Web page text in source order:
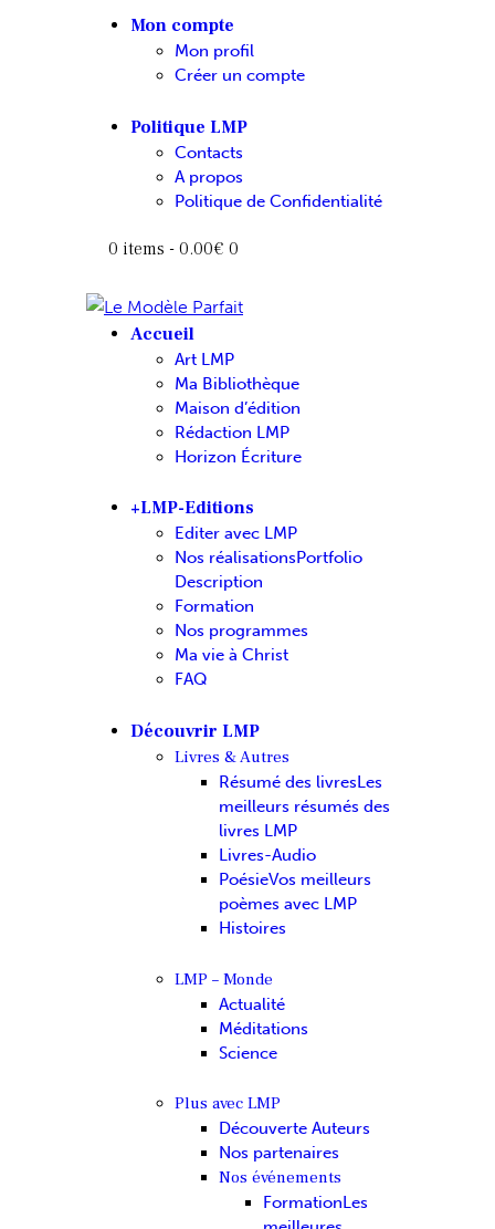
Mon compte
Mon profil
Créer un compte
Politique LMP
Contacts
A propos
Politique de Confidentialité
0 items - 0.00€ 0
Accueil
Art LMP
Ma Bibliothèque
Maison d’édition
Rédaction LMP
Horizon Écriture
+LMP-Editions
Editer avec LMP
Nos réalisations Portfolio
Description
Formation
Nos programmes
Ma vie à Christ
FAQ
Découvrir LMP
Livres & Autres
Résumé des livresLes
meilleurs résumés des
livres LMP
Livres-Audio
PoésieVos meilleurs
poèmes avec LMP
Histoires
LMP – Monde
Actualité
Méditations
Science
Plus avec LMP
Découverte Auteurs
Nos partenaires
Nos événements
FormationLes